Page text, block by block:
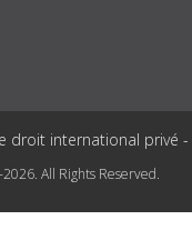
international privé
All Rights Reserved.